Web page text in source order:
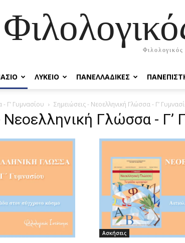
Φιλολογικός
ΛΥΚΕΙΟ ΠΑΝΕΛΛΑΔΙΚΕΣ
Γ’ Γυμνασίου Σημειώσεις - Νεοελληνική Γλώσσα - Γ’
Γλώσσα - Γ’
Ασκήσεις